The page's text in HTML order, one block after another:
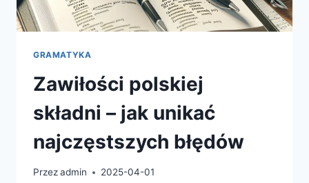
GRAMATYKA
Zawiłości polskiej
składni – jak unikać
najczęstszych błędów
Przezadmin 2025-04-01